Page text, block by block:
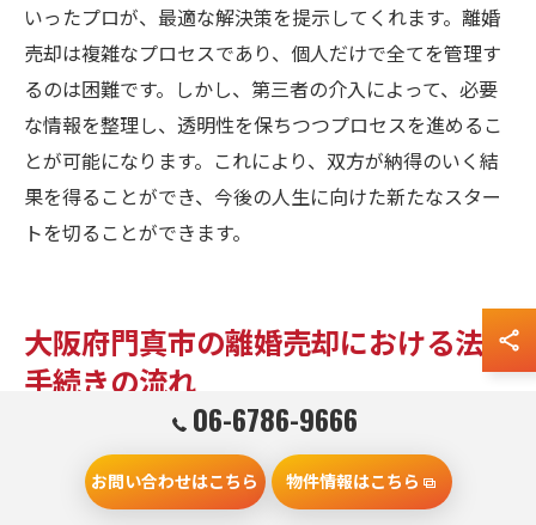
いったプロが、最適な解決策を提示してくれます。離婚
売却は複雑なプロセスであり、個人だけで全てを管理す
るのは困難です。しかし、第三者の介入によって、必要
な情報を整理し、透明性を保ちつつプロセスを進めるこ
とが可能になります。これにより、双方が納得のいく結
果を得ることができ、今後の人生に向けた新たなスター
トを切ることができます。
大阪府門真市の離婚売却における法的
手続きの流れ
財産分与に伴う法的手続きの概要
大阪府門真市での離婚売却を進める際、財産分与に伴う
06-6786-9666
お問い合わせはこちら 物件情報はこちら